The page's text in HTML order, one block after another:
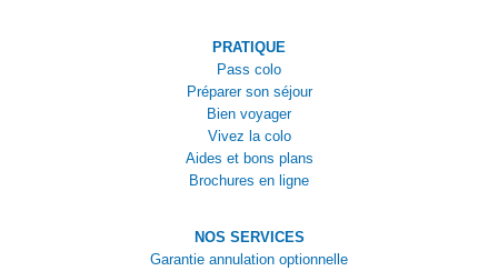
PRATIQUE
Pass colo
Préparer son séjour
Bien voyager
Vivez la colo
Aides et bons plans
Brochures en ligne
NOS SERVICES
Garantie annulation optionnelle